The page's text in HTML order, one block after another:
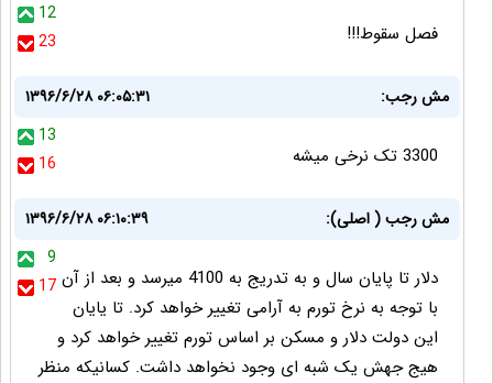
12
23
فصل سقوط!!!
مش رجب:
۱۳۹۶/۶/۲۸ ۰۶:۰۵:۳۱
13
16
3300 تک نرخی میشه
مش رجب ( اصلی):
۱۳۹۶/۶/۲۸ ۰۶:۱۰:۳۹
9
17 دلار تا پایان سال و به تدریج به 4100 میرسد و بعد از آن
با توجه به نرخ تورم به آرامی تغییر خواهد کرد. تا یایان
این دولت دلار و مسکن بر اساس تورم تغییر خواهد کرد و
هیج جهش یک شبه ای وجود نخواهد داشت. کسانیکه منظر